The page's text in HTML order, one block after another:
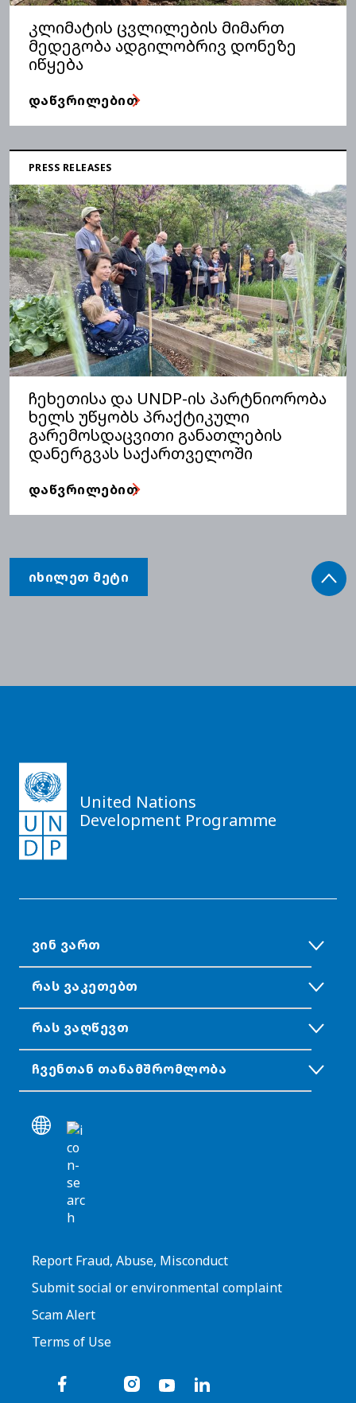
კლიმატის ცვლილების მიმართ
მედეგობა ადგილობრივ დონეზე
იწყება
ᲓᲐᲬᲕᲠᲘᲚᲔᲑᲘᲗ
PRESS RELEASES
ჩეხეთისა და UNDP-ის პარტნიორობა
ხელს უწყობს პრაქტიკული
გარემოსდაცვითი განათლების
დანერგვას საქართველოში
ᲓᲐᲬᲕᲠᲘᲚᲔᲑᲘᲗ
ᲘᲮᲘᲚᲔᲗ ᲛᲔᲢᲘ
United Nations
Development Programme
ᲕᲘᲜ ᲕᲐᲠᲗ
ᲠᲐᲡ ᲕᲐᲙᲔᲗᲔᲑᲗ
ᲠᲐᲡ ᲕᲐᲦᲬᲔᲕᲗ
ᲩᲕᲔᲜᲗᲐᲜ ᲗᲐᲜᲐᲛᲨᲠᲝᲛᲚᲝᲑᲐ
Report Fraud, Abuse, Misconduct
Submit social or environmental complaint
Scam Alert
Terms of Use